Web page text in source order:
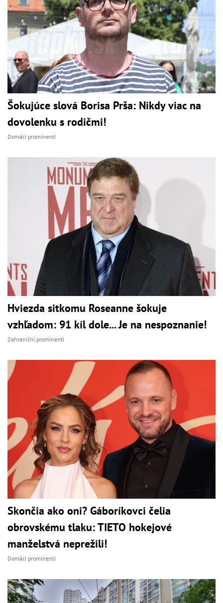
Šokujúce slová Borisa Prša: Nikdy viac na
dovolenku s rodičmi!
Domáci prominenti
Hviezda sitkomu Roseanne šokuje
vzhľadom: 91 kíl dole... Je na nespoznanie!
Zahraniční prominenti
Skončia ako oni? Gáboríkovci čelia
obrovskému tlaku: TIETO hokejové
manželstvá neprežili!
Domáci prominenti